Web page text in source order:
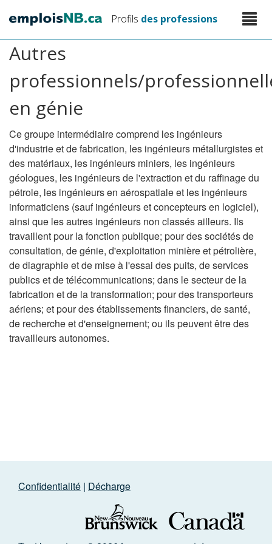
au
contenu
principal
Profils des professions
Toggle
Autres
professionnels/
en génie
Ce groupe intermédiaire comprend les ingénieurs
d'industrie et de fabrication, les ingénieurs métallurgistes et
des matériaux, les ingénieurs miniers, les ingénieurs
géologues, les ingénieurs de l'extraction et du raffinage du
pétrole, les ingénieurs en aérospatiale et les ingénieurs
informaticiens (sauf ingénieurs et concepteurs en logiciel),
ainsi que les autres ingénieurs non classés ailleurs. Ils
travaillent pour la fonction publique; pour des sociétés de
consultation, de génie, d'exploitation minière et pétrolière,
de diagraphie et de mise à l'essai des puits, de services
publics et de télécommunications; dans le secteur de la
fabrication et de la transformation; pour des transporteurs
aériens; et pour des établissements financiers, de santé,
de recherche et d'enseignement; ou ils peuvent être des
travailleurs autonomes.
Confidentialité | Décharge